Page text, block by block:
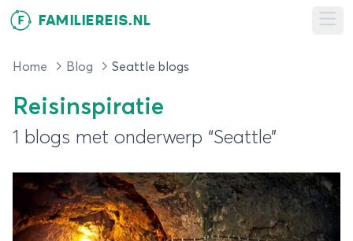
F FAMILIEREIS.NL
Home Blog Seattle blogs
Reisinspiratie
1 blogs met onderwerp “Seattle”